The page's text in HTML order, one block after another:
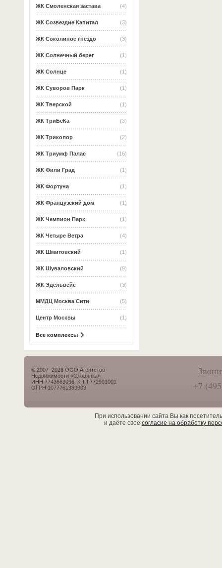
(4)
ЖК Смоленская застава
(3)
ЖК Созвездие Капитал
(3)
ЖК Соколиное гнездо
(1)
ЖК Солнечный берег
(1)
ЖК Солнце
(1)
ЖК Суворов Парк
(1)
ЖК Тверской
(3)
ЖК ТриБеКа
(2)
ЖК Триколор
(16)
ЖК Триумф Палас
(1)
ЖК Фили Град
(1)
ЖК Фортуна
(1)
ЖК Французский дом
(1)
ЖК Чемпион Парк
(4)
ЖК Четыре Ветра
(1)
ЖК Шмитовский
(9)
ЖК Шуваловский
(3)
ЖК Эдельвейс
(5)
ММДЦ Москва Сити
(1)
Центр Москвы
Все комплексы
© 2007–2026 ООО Агентство
Недвижимости «Славянка»
ИНН 7743663096, КПП 772901001
ОГРН 1077761389903
+7
При использовании сайта Вы как
и даёте своё согласие на обработку